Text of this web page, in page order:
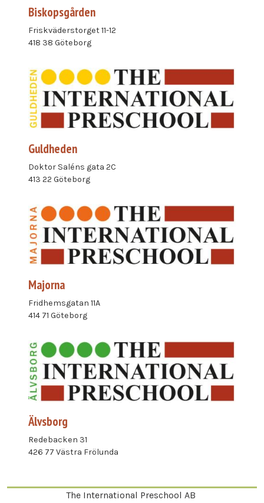
Biskopsgården
Friskväderstorget 11-12
418 38 Göteborg
Guldheden
Doktor Saléns gata 2C
413 22 Göteborg
Majorna
Fridhemsgatan 11A
414 71 Göteborg
Älvsborg
Redebacken 31
426 77 Västra Frölunda
The International Preschool AB